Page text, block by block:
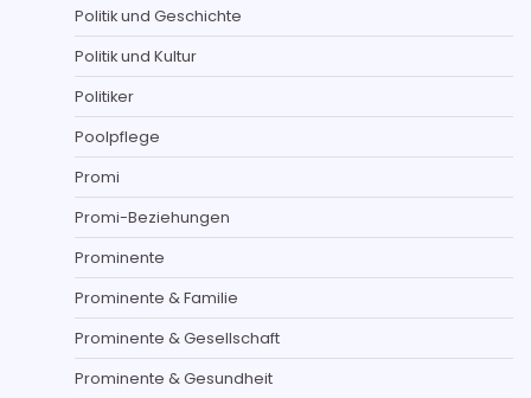
Politik und Geschichte
Politik und Kultur
Politiker
Poolpflege
Promi
Promi-Beziehungen
Prominente
Prominente & Familie
Prominente & Gesellschaft
Prominente & Gesundheit